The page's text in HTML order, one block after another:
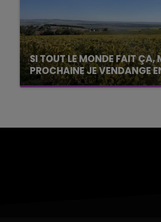
SI TOUT LE MONDE FAIT ÇA,
PROCHAINE JE VENDANGE
La vendange en Champagne a